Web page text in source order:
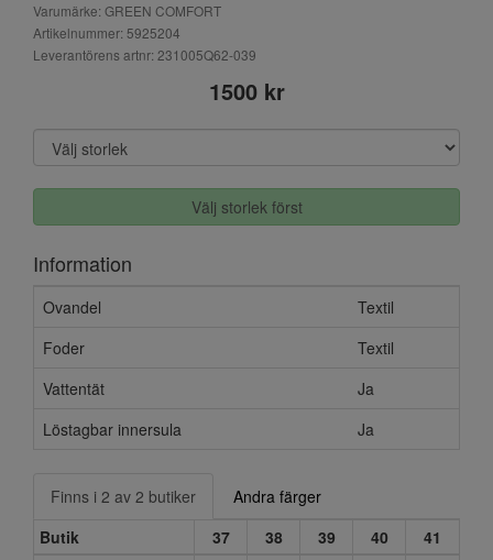
Varumärke: GREEN COMFORT
Artikelnummer: 5925204
Leverantörens artnr: 231005Q62-039
1500 kr
Välj storlek först
Information
Ovandel
Textil
Foder
Textil
Vattentät
Ja
Löstagbar innersula
Ja
Finns i 2 av 2 butiker
Andra färger
Butik
37 38 39 40
41